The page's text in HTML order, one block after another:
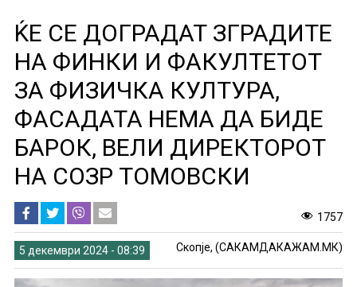
ЌЕ СЕ ДОГРАДАТ ЗГРАДИТЕ
НА ФИНКИ И ФАКУЛТЕТОТ
ЗА ФИЗИЧКА КУЛТУРА,
ФАСАДАТА НЕМА ДА БИДЕ
БАРОК, ВЕЛИ ДИРЕКТОРОТ
НА СОЗР ТОМОВСКИ
1757
5 декември 2024 - 08:39 Скопје, (САКАМДАКАЖАМ.МК)